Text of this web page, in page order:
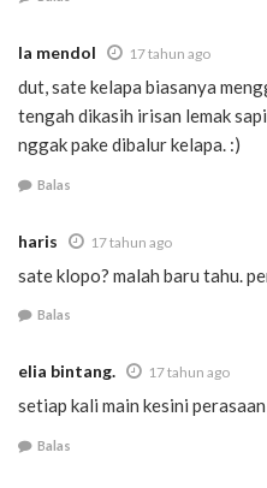
la mendol 17 tahun ago
dut, sate kelapa biasanya
tengah dikasih irisan lemak
nggak pake dibalur kelapa. :)
Balas
haris 17 tahun ago
sate klopo? malah baru tahu.
Balas
elia bintang. 17 tahun ago
setiap kali main kesini
Balas